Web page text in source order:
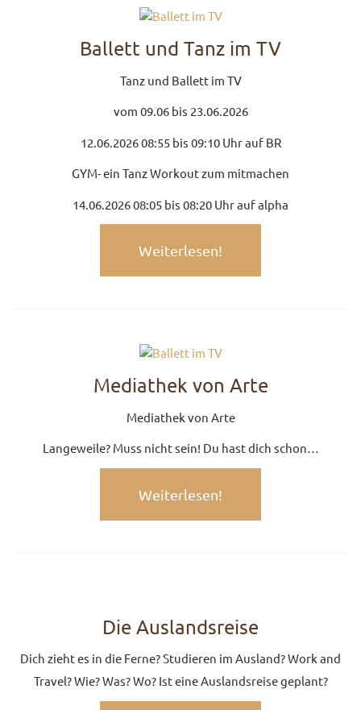
UNSERE PREISE
TÄNZER/-IN
MEDIATHEK
BILDER
DOWNLOADS
BALLETTBLOG
KONTAKT
Ballett und Tanz im TV
Tanz und Ballett im TV
vom 09.06 bis 23.06.2026
12.06.2026 08:55 bis 09:10 Uhr auf BR
GYM- ein Tanz Workout zum mitmachen
14.06.2026 08:05 bis 08:20 Uhr auf alpha
Weiterlesen!
Mediathek von Arte
Mediathek von Arte
Langeweile? Muss nicht sein! Du hast dich schon…
Weiterlesen!
Die Auslandsreise
Dich zieht es in die Ferne? Studieren im Ausland? Work and
Travel? Wie? Was? Wo? Ist eine Auslandsreise geplant?